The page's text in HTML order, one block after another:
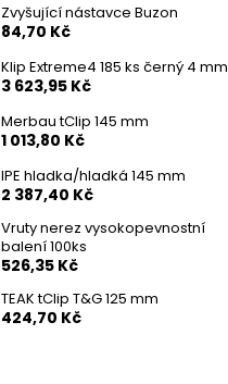
Zvyšující nástavce Buzon
84,70 Kč
Klip Extreme4 185 ks černý 4 mm
3 623,95 Kč
Merbau tClip 145 mm
1 013,80 Kč
IPE hladka/hladká 145 mm
2 387,40 Kč
Vruty nerez vysokopevnostní
balení 100ks
526,35 Kč
TEAK tClip T&G 125 mm
424,70 Kč